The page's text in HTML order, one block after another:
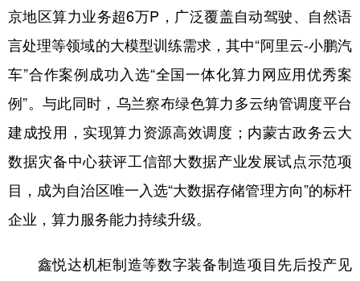
京地区算力业务超6万P，广泛覆盖自动驾驶、自然语
言处理等领域的大模型训练需求，其中“阿里云-小鹏汽
车”合作案例成功入选“全国一体化算力网应用优秀案
例”。与此同时，乌兰察布绿色算力多云纳管调度平台
建成投用，实现算力资源高效调度；内蒙古政务云大
数据灾备中心获评工信部大数据产业发展试点示范项
目，成为自治区唯一入选“大数据存储管理方向”的标杆
企业，算力服务能力持续升级。
鑫悦达机柜制造等数字装备制造项目先后投产见